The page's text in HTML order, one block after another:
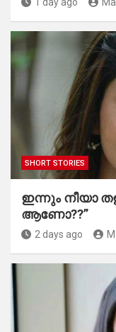
1 day ago
SHORT STORIES
ഇന്നും നീയാ
ആണോ??”
2 days ago